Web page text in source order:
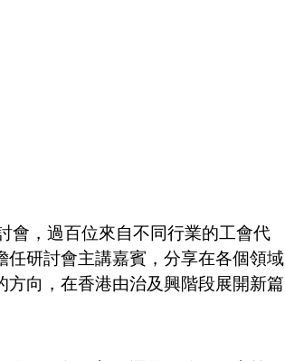
，過百位來自不同行業的工會代
研討會主講嘉賓，分享在各個領域
向，在香港由治及興階段展開新篇